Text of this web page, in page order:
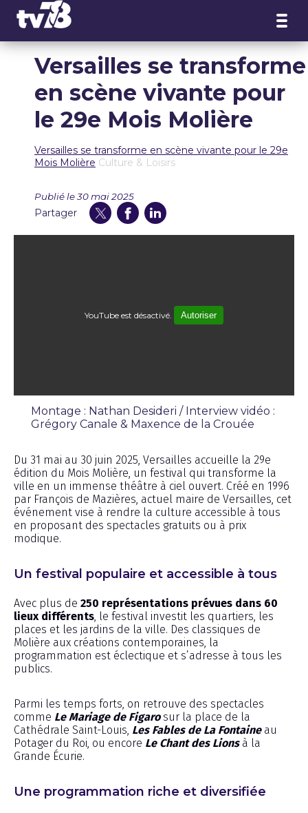
Versailles se transforme
en scène vivante pour
le 29e Mois Molière
Versailles se transforme en scène vivante pour le 29e
Mois Molière Culture & Loisirs
Publié le 30 mai 2025
Partager
YouTube est désactivé. Autoriser
Montage : Nathan Desideri / Interview vidéo :
Grégory Canale & Maxence de la Crouée
Du 31 mai au 30 juin 2025, Versailles accueille la 29e
édition du Mois Molière, un festival qui transforme la
ville en un immense théâtre à ciel ouvert. Créé en 1996
par François de Mazières, actuel maire de Versailles, cet
événement vise à rendre la culture accessible à tous
en proposant des spectacles gratuits ou à prix
modique.
Un festival populaire et accessible à tous
Avec plus de 250 représentations prévues dans 60
lieux différents , le festival investit les quartiers, les
places et les jardins de la ville. Des classiques de
Molière aux créations contemporaines, la
programmation est éclectique et s’adresse à tous les
publics.
Parmi les temps forts, on retrouve des spectacles
comme Le Mariage de Figarosur la place de la
Cathédrale Saint-Louis, Les Fables de La Fontaineau
Potager du Roi, ou encore Le Chant des Lionsà la
Grande Écurie.
Une programmation riche et diversifiée
Panneau de gestion des cookies